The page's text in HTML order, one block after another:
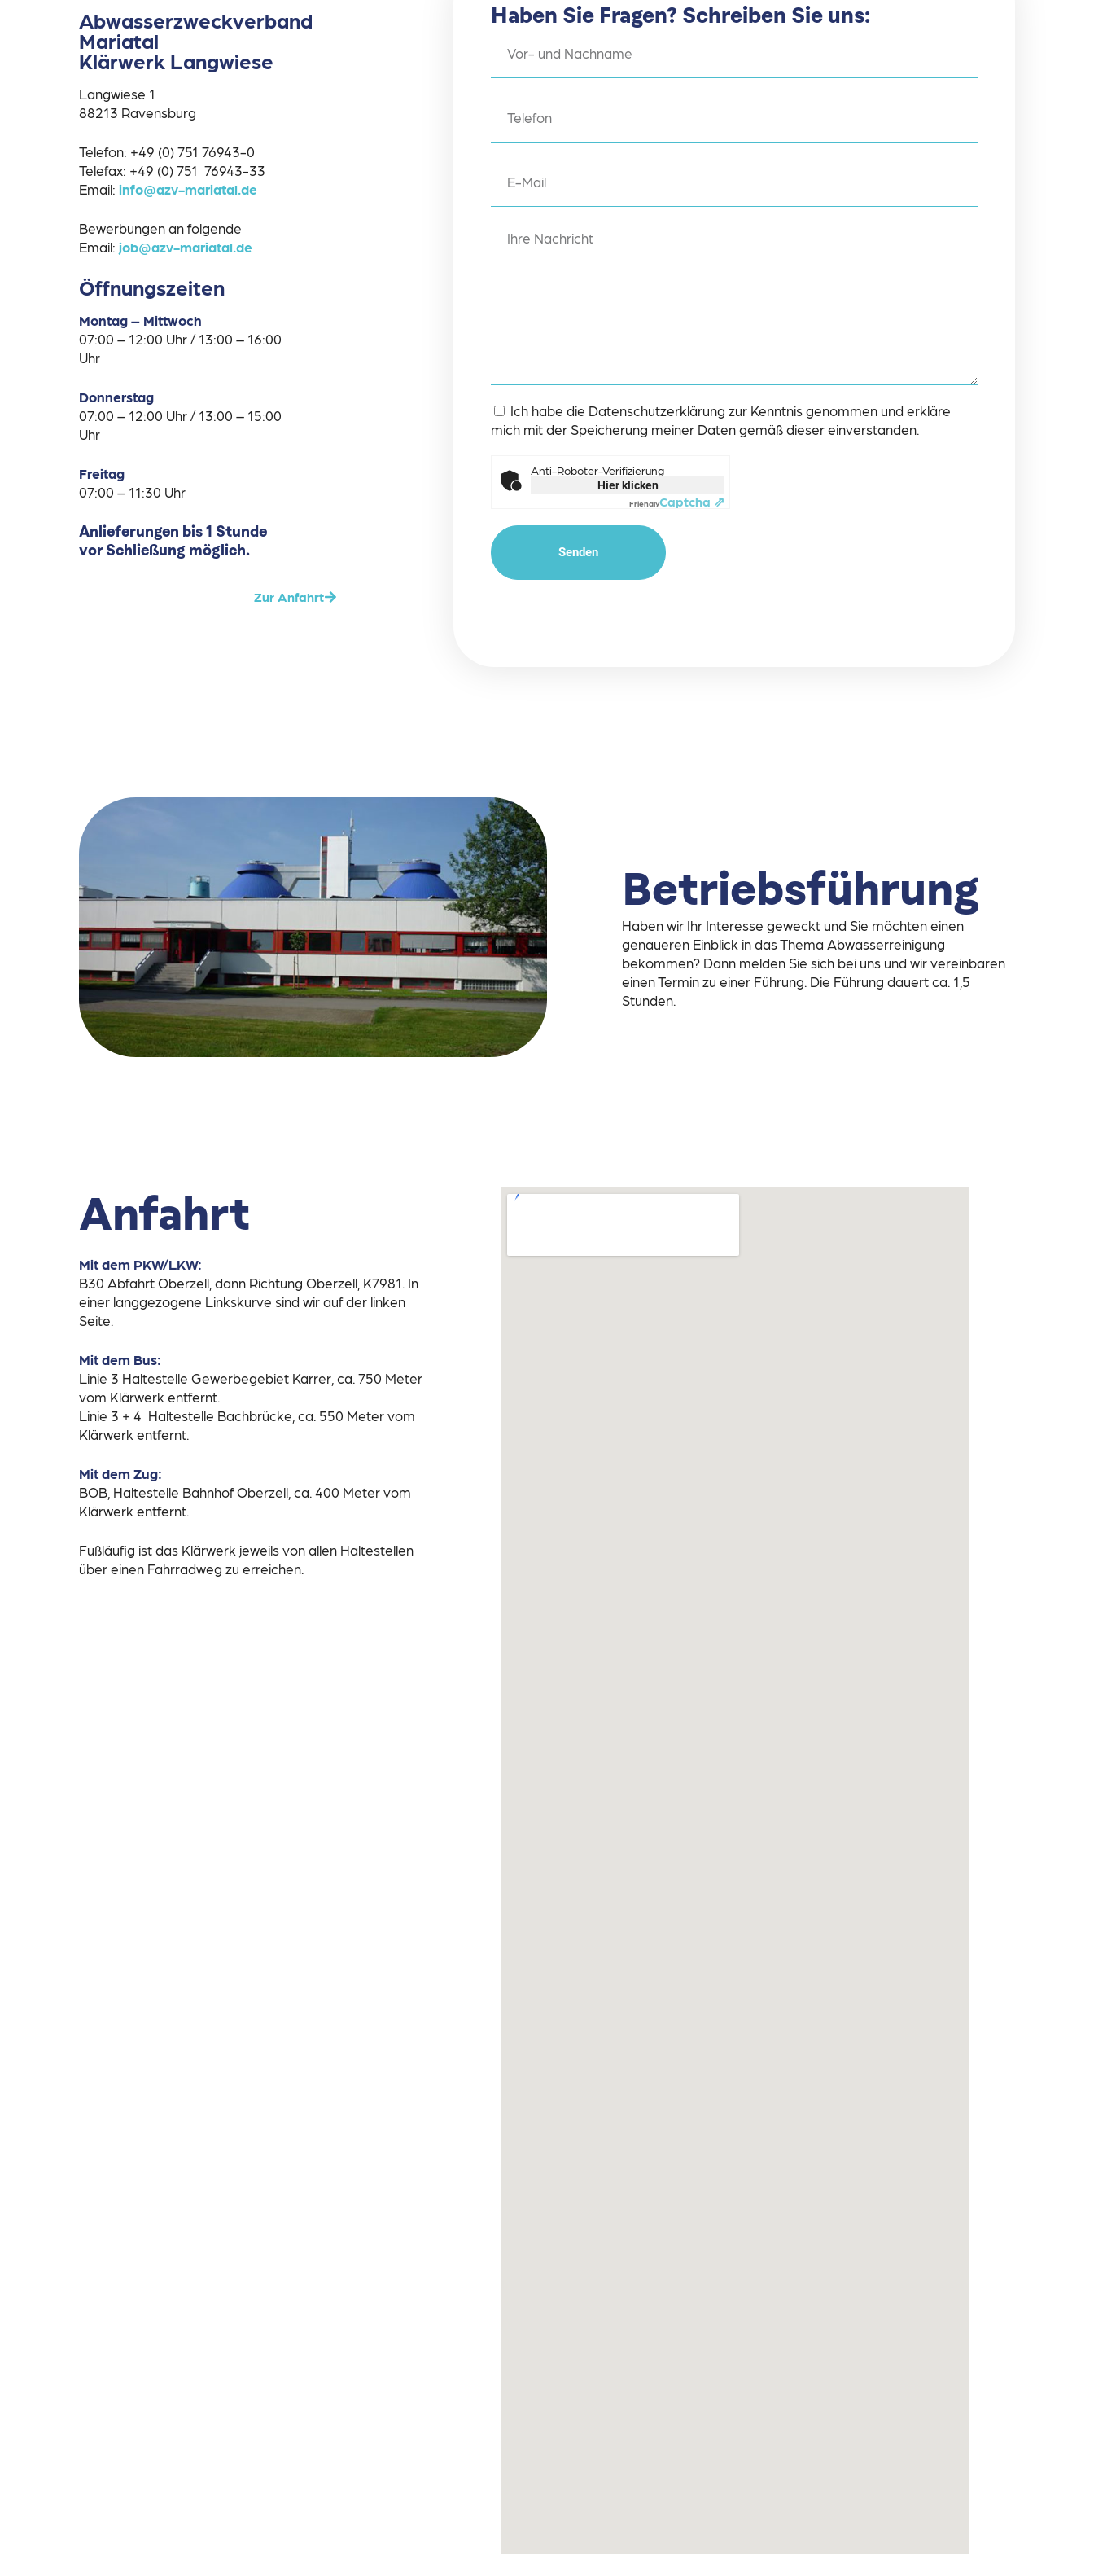
Abwasserzweckverband
Mariatal
Klärwerk Langwiese
Langwiese 1
88213 Ravensburg
Telefon: +49 (0) 751 76943-0
Telefax: +49 (0) 751 76943-33
Email: info@azv-mariatal.de
Bewerbungen an folgende
Email: job@azv-mariatal.de
Öffnungszeiten
Montag – Mittwoch
07:00 – 12:00 Uhr / 13:00 – 16:00
Uhr
Donnerstag
07:00 – 12:00 Uhr / 13:00 – 15:00
Uhr
Freitag
07:00 – 11:30 Uhr
Anlieferungen bis 1 Stunde
vor Schließung möglich.
Zur Anfahrt
Haben Sie Fragen? Schreiben Sie uns:
Ich habe die Datenschutzerklärung zur Kenntnis genommen und erkläre
mich mit der Speicherung meiner Daten gemäß dieser einverstanden.
Anti-Roboter-Verifizierung
Hier klicken
FriendlyCaptcha ⇗
Senden
Betriebsführung
Haben wir Ihr Interesse geweckt und Sie möchten einen
genaueren Einblick in das Thema Abwasserreinigung
bekommen? Dann melden Sie sich bei uns und wir vereinbaren
einen Termin zu einer Führung. Die Führung dauert ca. 1,5
Stunden.
Anfahrt
Mit dem PKW/LKW:
B30 Abfahrt Oberzell, dann Richtung Oberzell, K7981. In
einer langgezogene Linkskurve sind wir auf der linken
Seite.
Mit dem Bus:
Linie 3 Haltestelle Gewerbegebiet Karrer, ca. 750 Meter
vom Klärwerk entfernt.
Linie 3 + 4 Haltestelle Bachbrücke, ca. 550 Meter vom
Klärwerk entfernt.
Mit dem Zug:
BOB, Haltestelle Bahnhof Oberzell, ca. 400 Meter vom
Klärwerk entfernt.
Fußläufig ist das Klärwerk jeweils von allen Haltestellen
über einen Fahrradweg zu erreichen.